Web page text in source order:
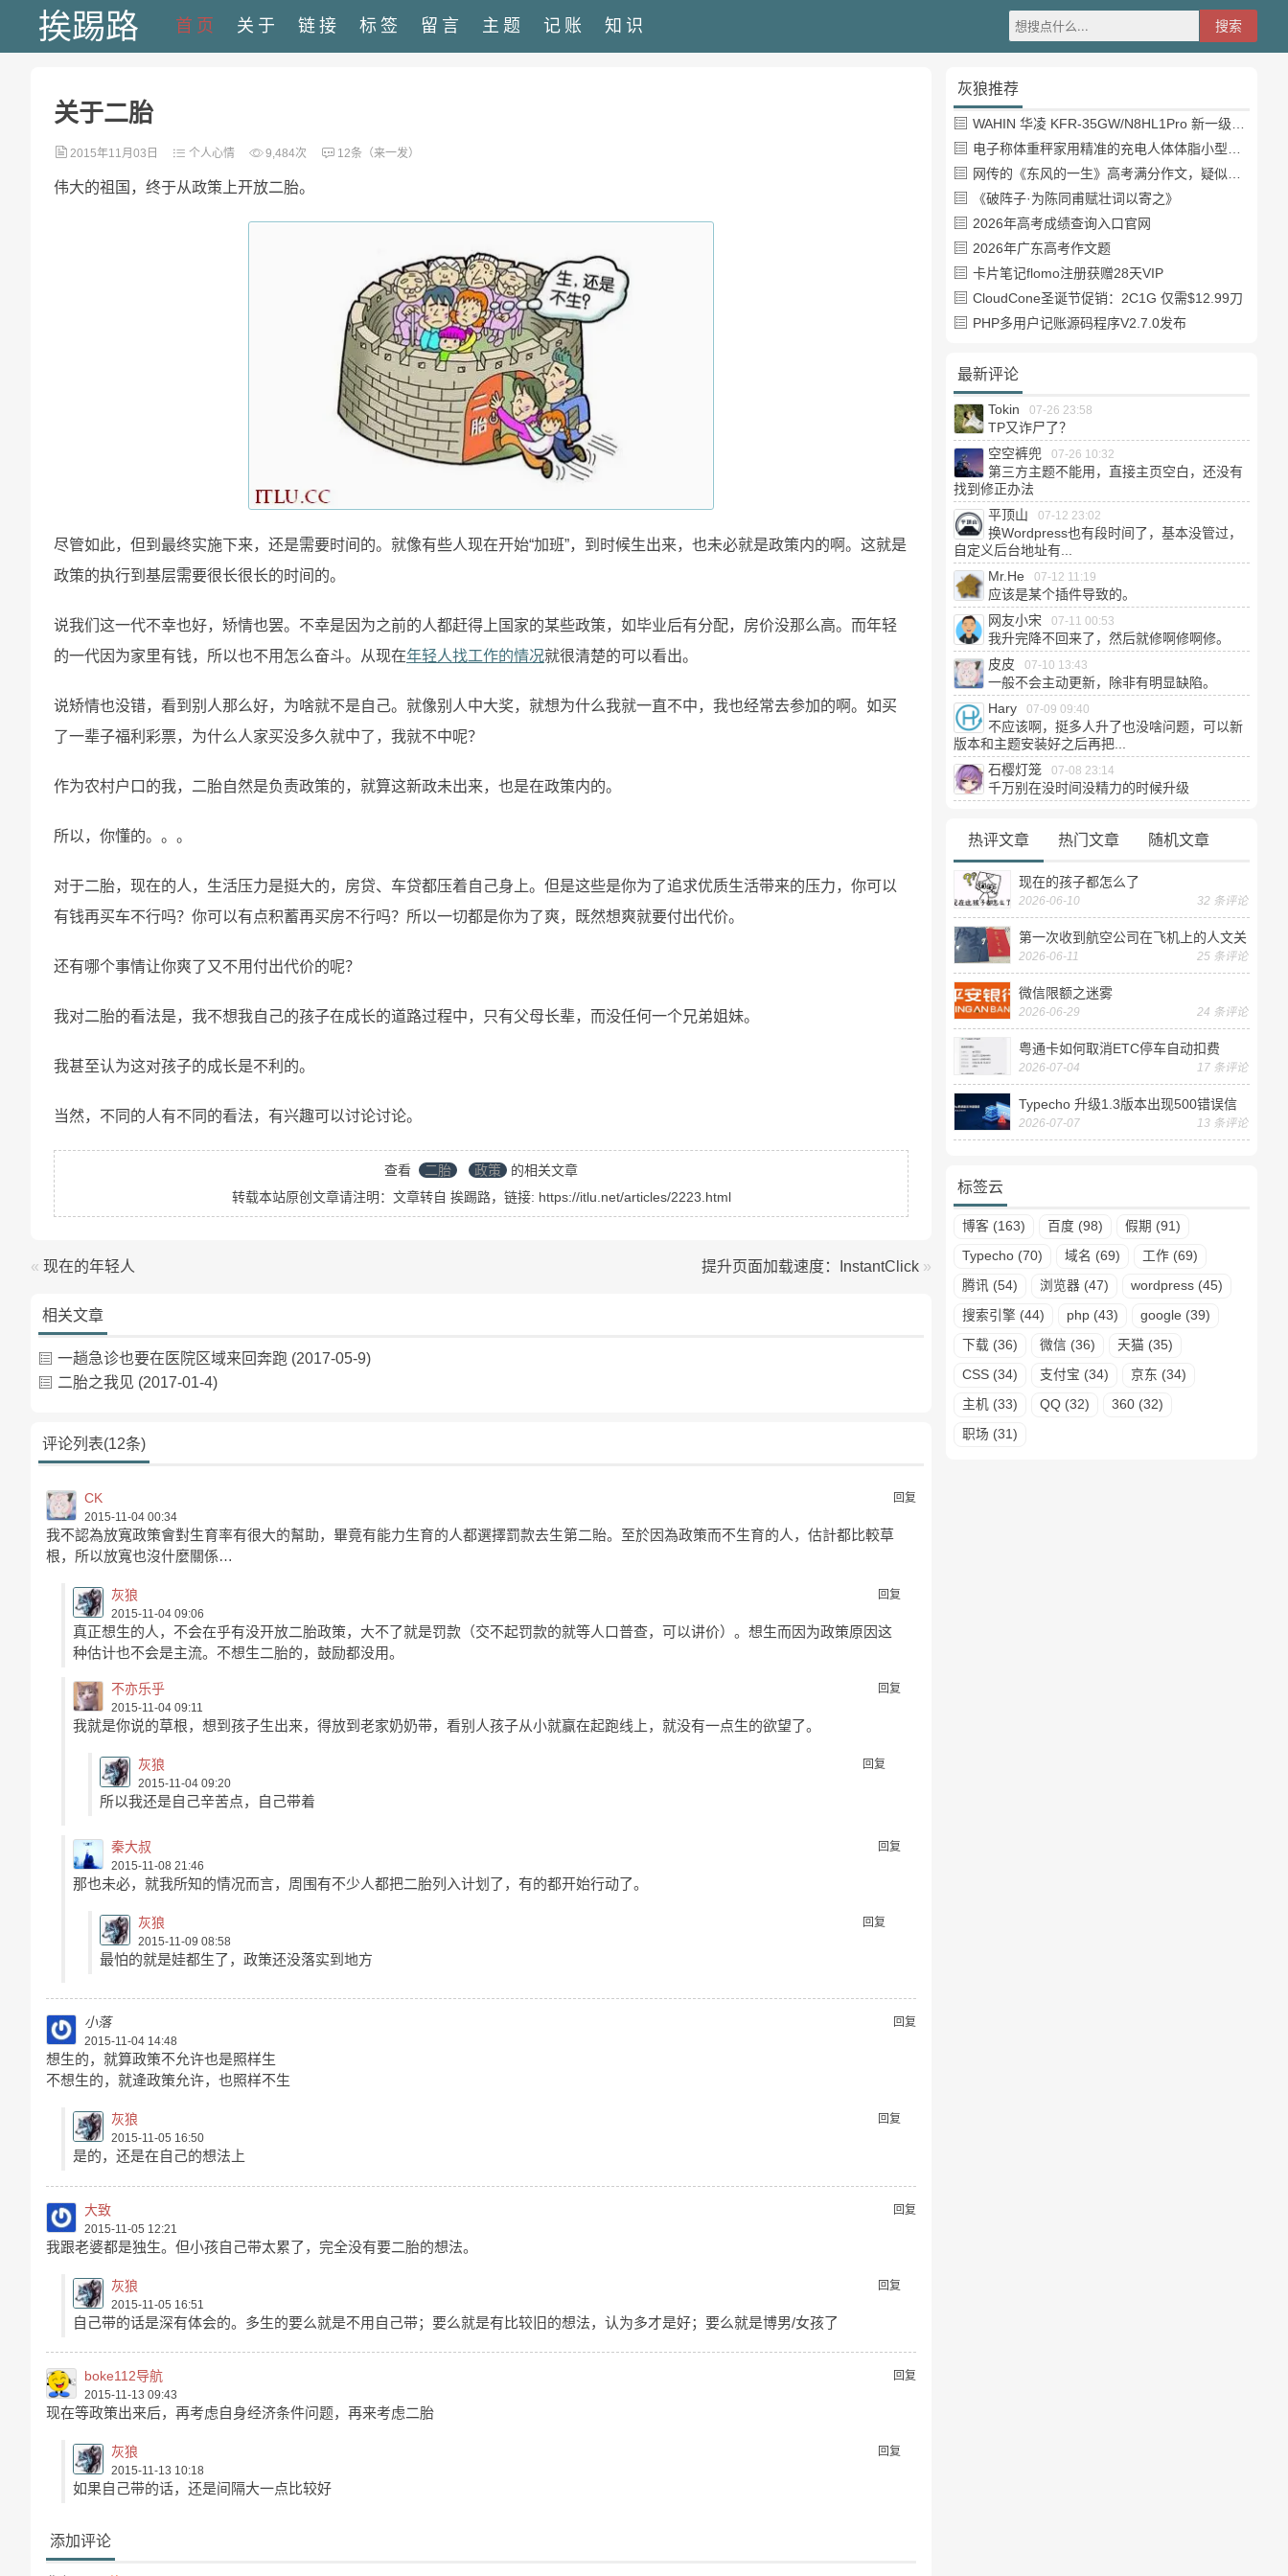
挨踢路 首页 关于 链接 标签 留言 主题 记账 知识
关于二胎
2015年11月03日 个人心情 9,484次 12条（来一发）
伟大的祖国，终于从政策上开放二胎。
尽管如此，但到最终实施下来，还是需要时间的。就像有些人现在开始“加班”，到时候生出来，也未必就是政策内的啊。这就是
政策的执行到基层需要很长很长的时间的。
说我们这一代不幸也好，矫情也罢。不幸是因为之前的人都赶得上国家的某些政策，如毕业后有分配，房价没那么高。而年轻
的一代因为家里有钱，所以也不用怎么奋斗。从现在年轻人找工作的情况就很清楚的可以看出。
说矫情也没错，看到别人那么好，为啥就不是自己。就像别人中大奖，就想为什么我就一直不中，我也经常去参加的啊。如买
了一辈子福利彩票，为什么人家买没多久就中了，我就不中呢？
作为农村户口的我，二胎自然是负责政策的，就算这新政未出来，也是在政策内的。
所以，你懂的。。。
对于二胎，现在的人，生活压力是挺大的，房贷、车贷都压着自己身上。但是这些是你为了追求优质生活带来的压力，你可以
有钱再买车不行吗？你可以有点积蓄再买房不行吗？所以一切都是你为了爽，既然想爽就要付出代价。
还有哪个事情让你爽了又不用付出代价的呢？
我对二胎的看法是，我不想我自己的孩子在成长的道路过程中，只有父母长辈，而没任何一个兄弟姐妹。
我甚至认为这对孩子的成长是不利的。
当然，不同的人有不同的看法，有兴趣可以讨论讨论。
查看 二胎 政策
的相关文章
转载本站原创文章请注明：文章转自 挨踢路，链接: https://itlu.net/articles/2223.html
« 现在的年轻人 提升页面加载速度：InstantClick »
相关文章
一趟急诊也要在医院区域来回奔跑 (2017-05-9)
二胎之我见 (2017-01-4)
评论列表(12条)
回复
CK
2015-11-04 00:34
我不認為放寬政策會對生育率有很大的幫助，畢竟有能力生育的人都選擇罰款去生第二貽。至於因為政策而不生育的人，估計都比較草
根，所以放寬也沒什麼關係…
回复
灰狼
2015-11-04 09:06
真正想生的人，不会在乎有没开放二胎政策，大不了就是罚款（交不起罚款的就等人口普查，可以讲价）。想生而因为政策原因这
种估计也不会是主流。不想生二胎的，鼓励都没用。
回复
不亦乐乎
2015-11-04 09:11
我就是你说的草根，想到孩子生出来，得放到老家奶奶带，看别人孩子从小就赢在起跑线上，就没有一点生的欲望了。
回复
灰狼
2015-11-04 09:20
所以我还是自己辛苦点，自己带着
回复
秦大叔
2015-11-08 21:46
那也未必，就我所知的情况而言，周围有不少人都把二胎列入计划了，有的都开始行动了。
回复
灰狼
2015-11-09 08:58
最怕的就是娃都生了，政策还没落实到地方
回复
小落
2015-11-04 14:48
想生的，就算政策不允许也是照样生
不想生的，就逄政策允许，也照样不生
回复
灰狼
2015-11-05 16:50
是的，还是在自己的想法上
回复
大致
2015-11-05 12:21
我跟老婆都是独生。但小孩自己带太累了，完全没有要二胎的想法。
回复
灰狼
2015-11-05 16:51
自己带的话是深有体会的。多生的要么就是不用自己带；要么就是有比较旧的想法，认为多才是好；要么就是博男/女孩了
回复
boke112导航
2015-11-13 09:43
现在等政策出来后，再考虑自身经济条件问题，再来考虑二胎
回复
灰狼
2015-11-13 10:18
如果自己带的话，还是间隔大一点比较好
添加评论
灰狼推荐
WAHIN 华凌 KFR-35GW/N8HL1Pro 新一级能效 壁挂式空调 1.5匹
电子称体重秤家用精准的充电人体体脂小型称重支持HUAWEI HiLink
网传的《东风的一生》高考满分作文，疑似自媒体或其他渠道炒作
《破阵子·为陈同甫赋壮词以寄之》
2026年高考成绩查询入口官网
2026年广东高考作文题
卡片笔记flomo注册获赠28天VIP
CloudCone圣诞节促销：2C1G 仅需$12.99刀
PHP多用户记账源码程序V2.7.0发布
最新评论
Tokin 07-26 23:58
TP又诈尸了？
空空裤兜
07-26 10:32
第三方主题不能用，直接主页空白，还没有
找到修正办法
平顶山
07-12 23:02
换Wordpress也有段时间了，基本没管过，
自定义后台地址有...
Mr.He
07-12 11:19
应该是某个插件导致的。
网友小宋
07-11 00:53
我升完降不回来了，然后就修啊修啊修。
皮皮
07-10 13:43
一般不会主动更新，除非有明显缺陷。
Hary
07-09 09:40
不应该啊，挺多人升了也没啥问题，可以新
版本和主题安装好之后再把...
石樱灯笼
07-08 23:14
千万别在没时间没精力的时候升级
热评文章 热门文章 随机文章
现在的孩子都怎么了
2026-06-10 32 条评论
第一次收到航空公司在飞机上的人文关
怀——送生日贺卡
2026-06-11 25 条评论
微信限额之迷雾
2026-06-29 24 条评论
粤通卡如何取消ETC停车自动扣费
2026-07-04 17 条评论
Typecho 升级1.3版本出现500错误信
息
2026-07-07 13 条评论
标签云
博客 (163) 百度 (98) 假期 (91)
Typecho (70) 域名 (69) 工作 (69)
腾讯 (54) 浏览器 (47) wordpress (45)
搜索引擎 (44) php (43) google (39)
下载 (36) 微信 (36) 天猫 (35)
CSS (34) 支付宝 (34) 京东 (34)
主机 (33) QQ (32) 360 (32)
职场 (31)